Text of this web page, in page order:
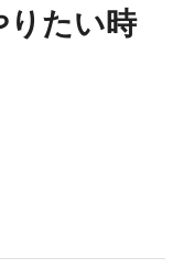
たい時